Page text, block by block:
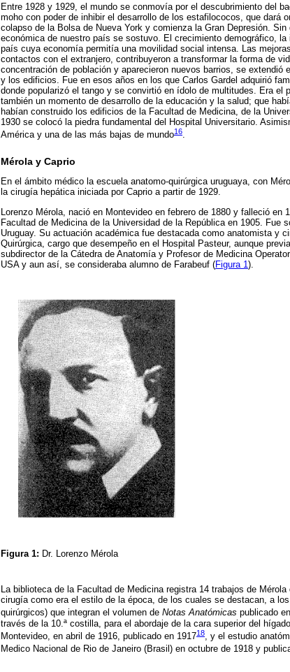
Entre 1928 y 1929, el mundo se conmovía por el descubrimiento del
moho con poder de inhibir el desarrollo de los estafilococos, que dará
colapso de la Bolsa de Nueva York y comienza la Gran Depresión.
económica de nuestro país se sostuvo. El crecimiento demográfico,
país cuya economía permitía una movilidad social intensa. Las
contactos con el extranjero, contribuyeron a transformar la forma de
concentración de población y aparecieron nuevos barrios, se
y los edificios. Fue en esos años en los que Carlos Gardel adquirió
donde popularizó el tango y se convirtió en ídolo de multitudes. Era
también un momento de desarrollo de la educación y la salud; que
habían construido los edificios de la Facultad de Medicina, de la
1930 se colocó la piedra fundamental del Hospital Universitario.
América y una de las más bajas de mundo16.
Mérola y Caprio
En el ámbito médico la escuela anatomo-quirúrgica uruguaya, con
la cirugía hepática iniciada por Caprio a partir de 1929.
Lorenzo Mérola, nació en Montevideo en febrero de 1880 y falleció
Facultad de Medicina de la Universidad de la República en 1905. Fue
Uruguay. Su actuación académica fue destacada como anatomista y
Quirúrgica, cargo que desempeño en el Hospital Pasteur, aunque
subdirector de la Cátedra de Anatomía y Profesor de Medicina
USA y aun así, se consideraba alumno de Farabeuf (Figura 1).
Figura 1: Dr. Lorenzo Mérola
La biblioteca de la Facultad de Medicina registra 14 trabajos de
cirugía como era el estilo de la época, de los cuales se destacan, a
quirúrgicos) que integran el volumen de Notas Anatómicas publicado
través de la 10.ª costilla, para el abordaje de la cara superior del
Montevideo, en abril de 1916, publicado en 191718, y el estudio
Medico Nacional de Rio de Janeiro (Brasil) en octubre de 1918 y